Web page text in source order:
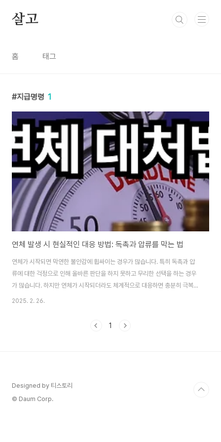
살고
홈 태그
지급명령 1
연체 발생 시 현실적인 대응 방법: 독촉과 압류를 막는 법
연체가 시작되면 막연한 불안감에 휩싸이는 경우가 많습니다. 특히 독촉과 압
류에 대한 걱정으로 인해 올바른 판단을 하지 못하고 무리한 선택을 하는 경우
가 많습니다. 하지만 연체가 시작되더라도 체계적으로 대응하면 충분히 극복할
수 있습니다.이 글에서는 연체 발생 시 현실적인 대응 방법을 안내합니다.1. 연
정지 등의 문제가 발생합니다. 하지만 이런 문제보다 더 중요한 것은 독촉과 압
2025. 2. 26.
1
Designed by 티스토리
© Daum Corp.